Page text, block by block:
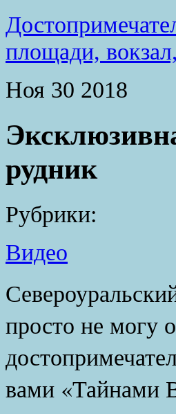
площади,
Ноя 30 2018
рудник
Рубрики:
Видео
просто не могу
вами «Тайнами